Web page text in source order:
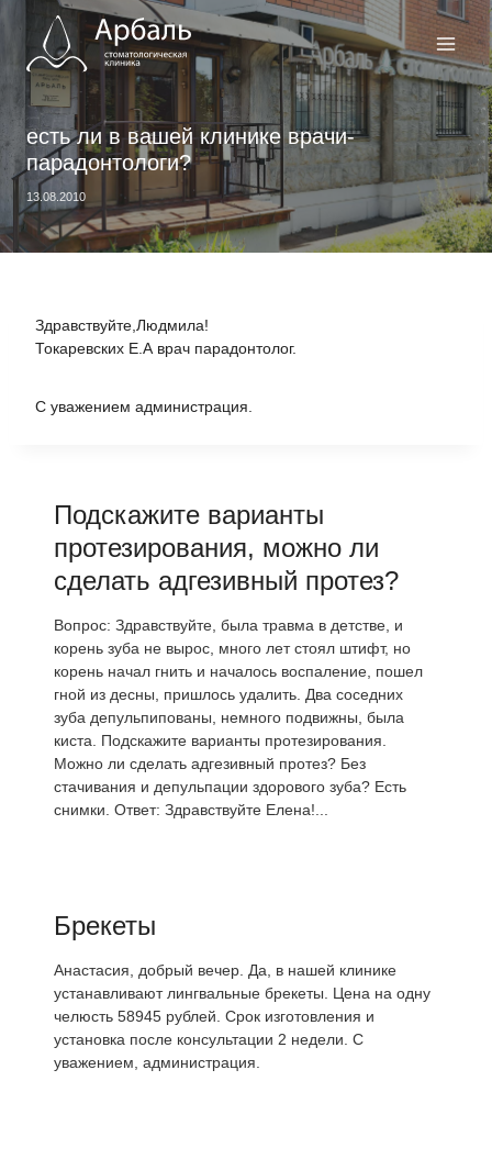
Перейти
содержимому
есть ли в вашей клинике врачи-
парадонтологи?
13.08.2010
Здравствуйте,Людмила!
Токаревских Е.А врач парадонтолог.
С уважением администрация.
Подскажите варианты
протезирования, можно ли
сделать адгезивный протез?
Вопрос: Здравствуйте, была травма в детстве, и
корень зуба не вырос, много лет стоял штифт, но
корень начал гнить и началось воспаление, пошел
гной из десны, пришлось удалить. Два соседних
зуба депульпипованы, немного подвижны, была
киста. Подскажите варианты протезирования.
Можно ли сделать адгезивный протез? Без
стачивания и депульпации здорового зуба? Есть
снимки. Ответ: Здравствуйте Елена!...
Брекеты
Анастасия, добрый вечер. Да, в нашей клинике
устанавливают лингвальные брекеты. Цена на одну
челюсть 58945 рублей. Срок изготовления и
установка после консультации 2 недели. С
уважением, администрация.